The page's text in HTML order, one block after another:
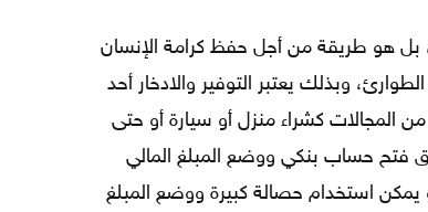
بل هو طريقة من أجل حفظ كرامة الإنسان
وبذلك يعتبر التوفير والادخار أحد
المجالات كشراء منزل أو سيارة أو حتى
فتح حساب بنكي ووضع المبلغ المالي
استخدام حصالة كبيرة ووضع المبلغ